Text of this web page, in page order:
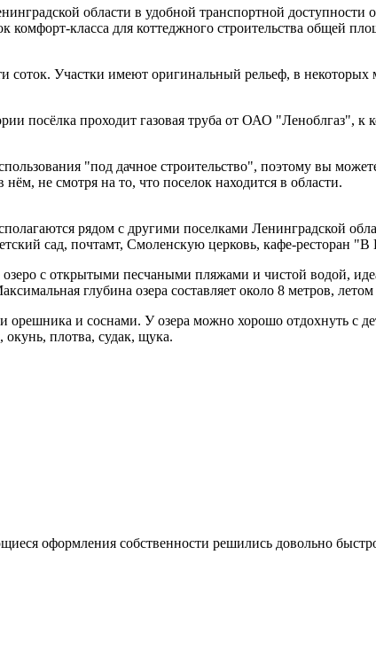
области в удобной транспортной доступности
класса для коттеджного строительства общей
соток. Участки имеют оригинальный рельеф, в некоторых
посёлка проходит газовая труба от ОАО "Леноблгаз", к
"под дачное строительство", поэтому вы
не смотря на то, что поселок находится в области.
рядом с другими поселками Ленинградской
сад, почтамт, Смоленскую церковь, кафе-ресторан
с открытыми песчаными пляжами и чистой водой,
глубина озера составляет около 8 метров, летом
и соснами. У озера можно хорошо отдохнуть с
плотва, судак, щука.
оформления собственности решились довольно